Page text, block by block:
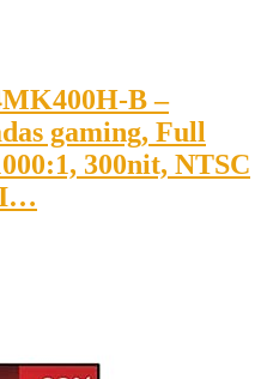
B –
gaming, Full
300nit, NTSC